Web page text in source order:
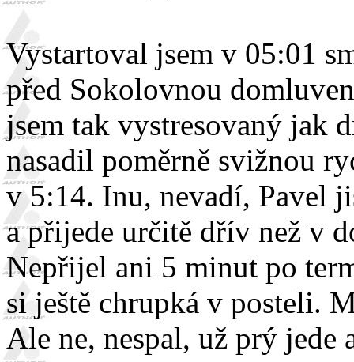
Vystartoval jsem v 05:01
před Sokolovnou
jsem tak vystresovaný jak
nasadil poměrně svižnou
v 5:14. Inu, nevadí, Pavel
a přijede určitě dřív než v
Nepřijel ani 5 minut po
si ještě chrupká v posteli.
Ale ne, nespal, už prý jede